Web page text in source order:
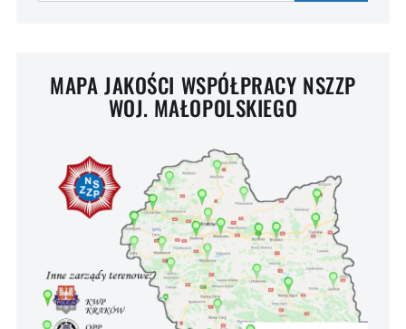
MAPA JAKOŚCI WSPÓŁPRACY NSZZP
WOJ. MAŁOPOLSKIEGO